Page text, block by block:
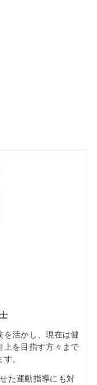
を活かし、現在は健
上を目指す方々まで
。
た運動指導にも対